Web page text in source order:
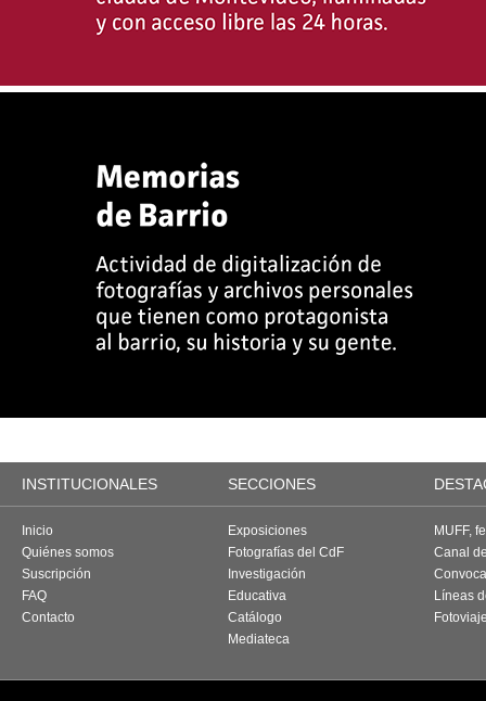
INSTITUCIONALES SECCIONES
Inicio
Quiénes somos
Suscripción
FAQ
Contacto
Exposiciones
Fotografías del CdF
Investigación
Educativa
Catálogo
Mediateca
MUFF,
Canal
Líneas